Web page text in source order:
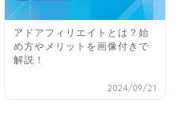
アドアフィリエイトとは？始
め方やメリットを画像付きで
解説！
2024/09/21